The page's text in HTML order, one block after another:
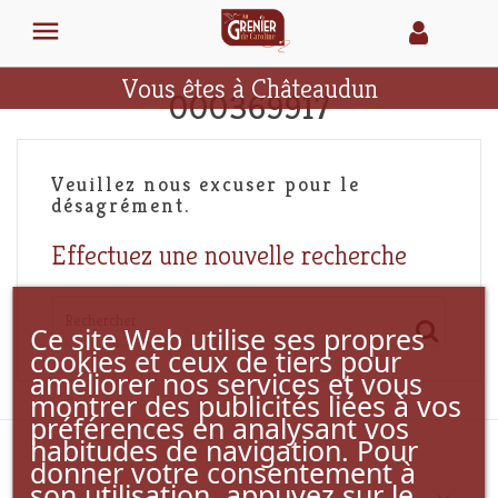

Ce site Web utilise ses propres
cookies et ceux de tiers pour
améliorer nos services et vous
montrer des publicités liées à vos
préférences en analysant vos
habitudes de navigation. Pour
donner votre consentement à
Vous êtes à Châteaudun
000369917
Veuillez nous excuser pour le
désagrément.
Effectuez une nouvelle recherche